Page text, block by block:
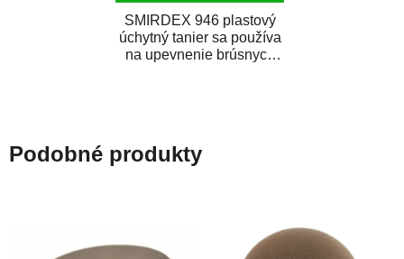
SMIRDEX 946 plastový
úchytný tanier sa používa
na upevnenie brúsnych
Podobné produkty